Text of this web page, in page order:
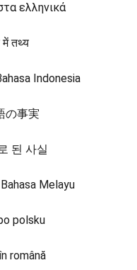
ελληνικά
तथ्य
Indonesia
事実
된 사실
Melayu
polsku
română